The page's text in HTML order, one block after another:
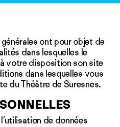
ont pour objet de
dans lesquelles le
votre disposition son site
dans lesquelles vous
du Théâtre de Suresnes.
de données